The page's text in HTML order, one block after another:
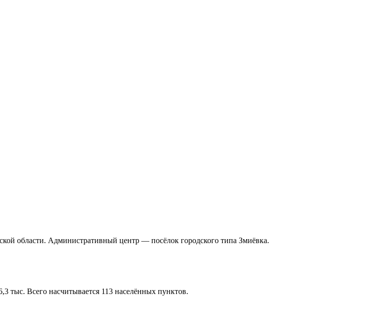
области. Административный центр — посёлок городского типа Змиёвка.
тыс. Всего насчитывается 113 населённых пунктов.